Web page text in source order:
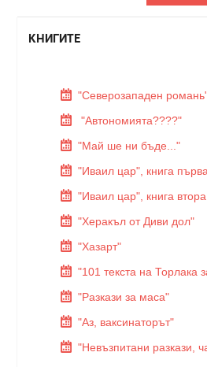
КНИГИТЕ
"Северозападен
"Автономията????"
"Май ше ни бъде..."
"Иваил цар", книга първа
"Иваил цар", книга втора
"Херакъл от Диви дол"
"Хазарт"
"101 текста на Торлака
"Разкази за маса"
"Аз, ваксинаторът"
"Невъзпитани разкази,